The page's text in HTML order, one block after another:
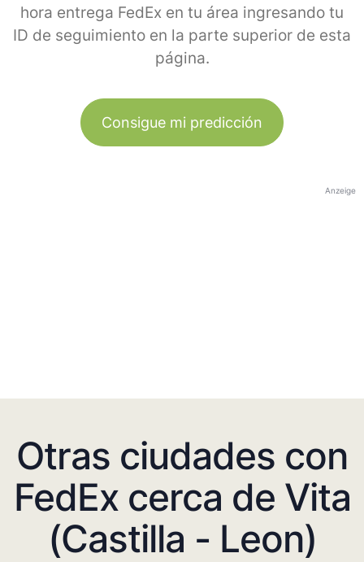
hora entrega FedEx en tu área ingresando tu
ID de seguimiento en la parte superior de esta
página.
Consigue mi predicción
Anzeige
Otras ciudades con
FedEx cerca de Vita
(Castilla - Leon)